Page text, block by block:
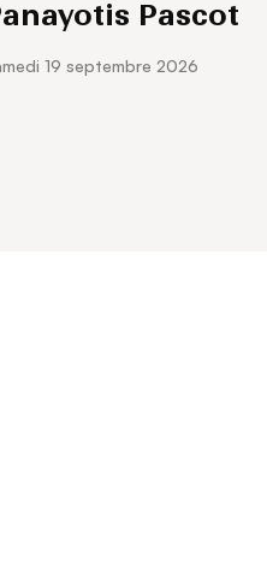
Pascot
19 septembre 2026